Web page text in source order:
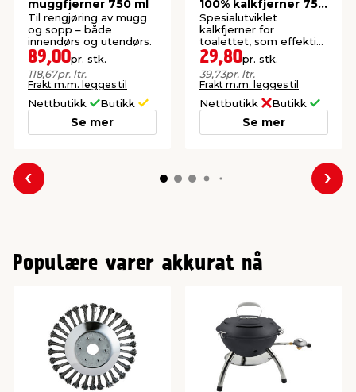
muggfjerner 750 ml
Til rengjøring av mugg
og sopp – både
innendørs og utendørs.
89,00pr. stk.
118,67pr. ltr.
Frakt m.m. legges til
Nettbutikk Butikk
Se mer
100% kalkfjerner 750
ml
Spesialutviklet
kalkfjerner for
toalettet, som effektivt
løser opp og bryter ned
kalk.
29,80pr. stk.
39,73pr. ltr.
Frakt m.m. legges til
Nettbutikk Butikk
Se mer
Forrige
Populære varer akkurat nå